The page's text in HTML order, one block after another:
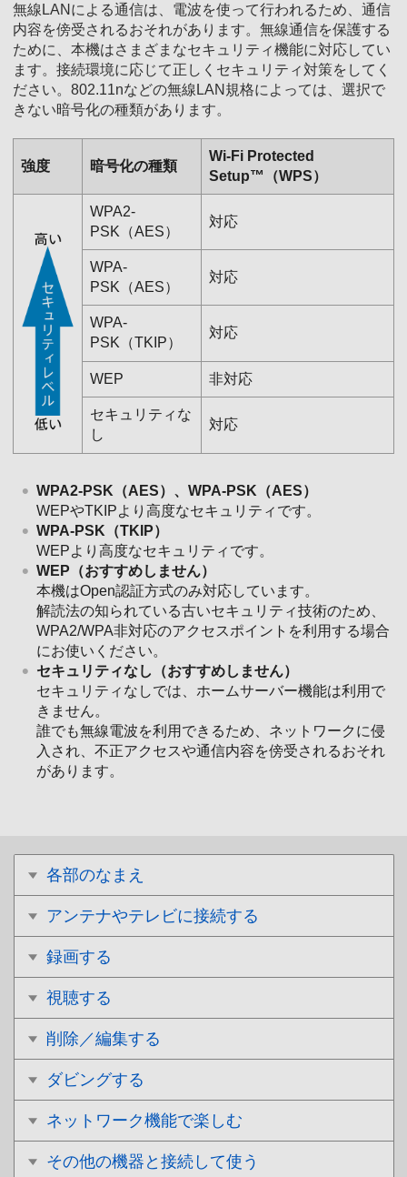
各部のなまえ
アンテナやテレビに接続する
録画する
視聴する
削除／編集する
ダビングする
ネットワーク機能で楽しむ
その他の機器と接続して使う
無線LANによる通信は、電波を使って行われるため、通信
内容を傍受されるおそれがあります。無線通信を保護する
ために、本機はさまざまなセキュリティ機能に対応してい
ます。接続環境に応じて正しくセキュリティ対策をしてく
ださい。802.11nなどの無線LAN規格によっては、選択で
きない暗号化の種類があります。
強度 暗号化の種類
Wi-Fi Protected
Setup™（WPS）
WPA2-
PSK（AES）
対応
WPA-
PSK（AES）
対応
WPA-
PSK（TKIP）
対応
WEP 非対応
セキュリティな
し
対応
WPA2-PSK（AES）、WPA-PSK（AES）
WEPやTKIPより高度なセキュリティです。
WPA-PSK（TKIP）
WEPより高度なセキュリティです。
WEP（おすすめしません）
本機はOpen認証方式のみ対応しています。
解読法の知られている古いセキュリティ技術のため、
WPA2/WPA非対応のアクセスポイントを利用する場合
にお使いください。
セキュリティなし（おすすめしません）
セキュリティなしでは、ホームサーバー機能は利用で
きません。
誰でも無線電波を利用できるため、ネットワークに侵
入され、不正アクセスや通信内容を傍受されるおそれ
があります。